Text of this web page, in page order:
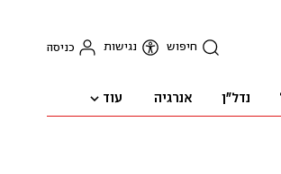
חיפוש נגישות כניסה
נדל"ן אנרגיה עוד